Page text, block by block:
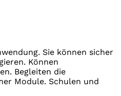
Sie können sicher
Können
Begleiten die
Module. Schulen und